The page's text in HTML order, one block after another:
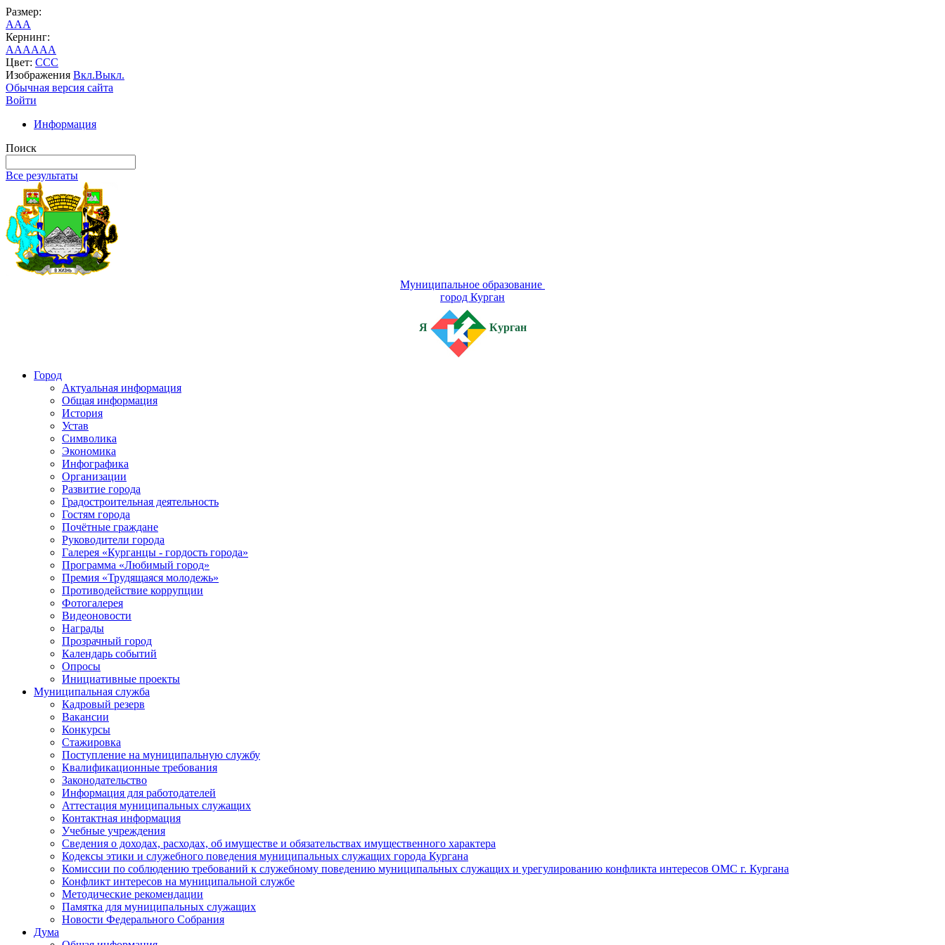
Размер:
AAA
Кернинг:
AAAAAA
Цвет: CCC
Изображения Вкл.Выкл.
Обычная версия сайта
Войти
Информация
Поиск
Все результаты
Муниципальное образование
город Курган
Я Курган
Город
Актуальная информация
Общая информация
История
Устав
Символика
Экономика
Инфографика
Организации
Развитие города
Градостроительная деятельность
Гостям города
Почётные граждане
Руководители города
Галерея «Курганцы - гордость города»
Программа «Любимый город»
Премия «Трудящаяся молодежь»
Противодействие коррупции
Фотогалерея
Видеоновости
Награды
Прозрачный город
Календарь событий
Опросы
Инициативные проекты
Муниципальная служба
Кадровый резерв
Вакансии
Конкурсы
Стажировка
Поступление на муниципальную службу
Квалификационные требования
Законодательство
Информация для работодателей
Аттестация муниципальных служащих
Контактная информация
Учебные учреждения
Сведения о доходах, расходах, об имуществе и обязательствах имущественного характера
Кодексы этики и служебного поведения муниципальных служащих города Кургана
Комиссии по соблюдению требований к служебному поведению муниципальных служащих и урегулированию конфликта интересов ОМС г. Кургана
Конфликт интересов на муниципальной службе
Методические рекомендации
Памятка для муниципальных служащих
Новости Федерального Cобрания
Дума